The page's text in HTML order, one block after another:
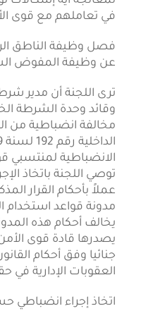
في تعاملهم مع قوى
فصل وظيفة الناطق
عن وظيفة المفوض
ترى اللجنة أن مدير
وقائد وحدة الشرطة
مخالفة انضباطية من
الانضباطية لمنتسبي
توصي اللجنة باتخاذ
مدونة قواعد استخدام
يخالف أحكام هذه
يصدرها قادة قوى
جنائيا وفق أحكام
العقوبات الإدارية في
اتخاذ إجراء